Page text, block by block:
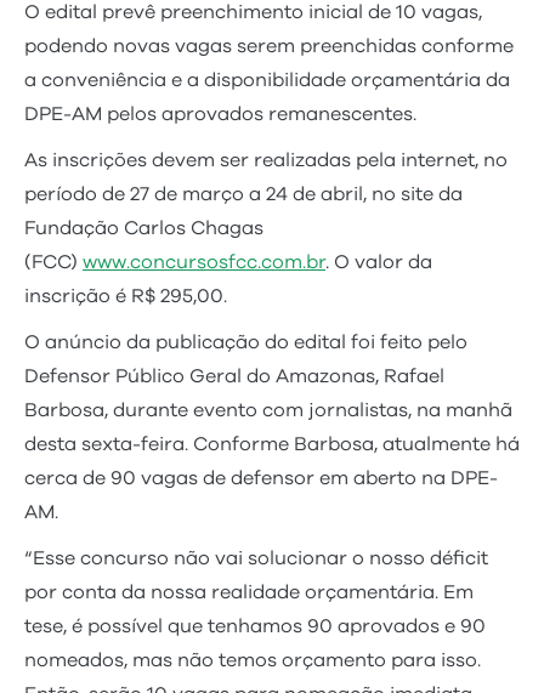
O edital prevê preenchimento inicial de 10 vagas,
podendo novas vagas serem preenchidas conforme
a conveniência e a disponibilidade orçamentária da
DPE-AM pelos aprovados remanescentes.
As inscrições devem ser realizadas pela internet, no
período de 27 de março a 24 de abril, no site da
Fundação Carlos Chagas
(FCC) www.concursosfcc.com.br. O valor da
inscrição é R$ 295,00.
O anúncio da publicação do edital foi feito pelo
Defensor Público Geral do Amazonas, Rafael
Barbosa, durante evento com jornalistas, na manhã
desta sexta-feira. Conforme Barbosa, atualmente há
cerca de 90 vagas de defensor em aberto na DPE-
AM.
“Esse concurso não vai solucionar o nosso déficit
por conta da nossa realidade orçamentária. Em
tese, é possível que tenhamos 90 aprovados e 90
nomeados, mas não temos orçamento para isso.